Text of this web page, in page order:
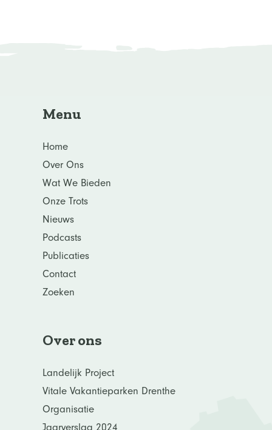
Menu
Home
Over Ons
Wat We Bieden
Onze Trots
Nieuws
Podcasts
Publicaties
Contact
Zoeken
Over ons
Landelijk Project
Vitale Vakantieparken Drenthe
Organisatie
Jaarverslag 2024